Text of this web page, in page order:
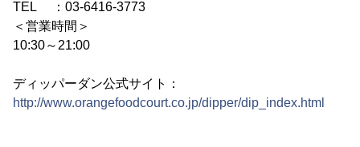
TEL ：03-6416-3773
＜営業時間＞
10:30～21:00
ディッパーダン公式サイト：
http://www.orangefoodcourt.co.jp/dipper/dip_index.html